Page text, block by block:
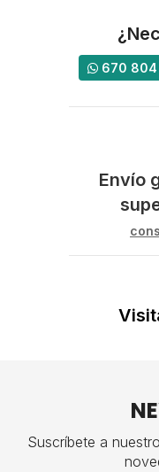
670
Envío
Suscríbete a